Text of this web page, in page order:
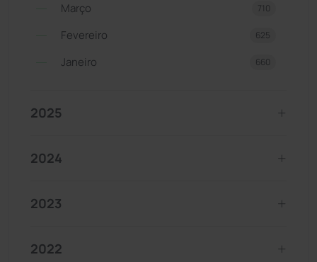
Março 710
Fevereiro 625
Janeiro 660
2025
2024
2023
2022